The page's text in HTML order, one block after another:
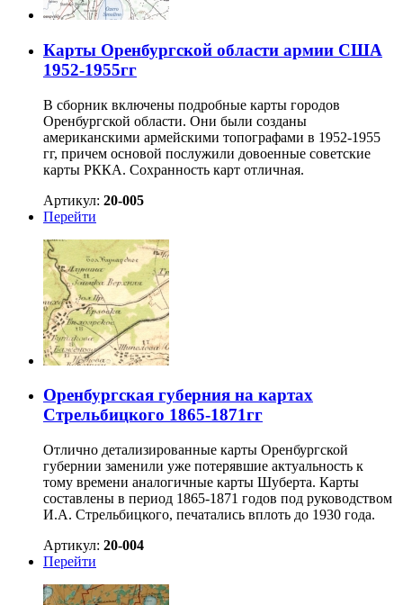
Карты Оренбургской области армии США
1952-1955гг
В сборник включены подробные карты городов
Оренбургской области. Они были созданы
американскими армейскими топографами в 1952-1955
гг, причем основой послужили довоенные советские
карты РККА. Сохранность карт отличная.
Артикул: 20-005
Перейти
Оренбургская губерния на картах
Стрельбицкого 1865-1871гг
Отлично детализированные карты Оренбургской
губернии заменили уже потерявшие актуальность к
тому времени аналогичные карты Шуберта. Карты
составлены в период 1865-1871 годов под руководством
И.А. Стрельбицкого, печатались вплоть до 1930 года.
Артикул: 20-004
Перейти